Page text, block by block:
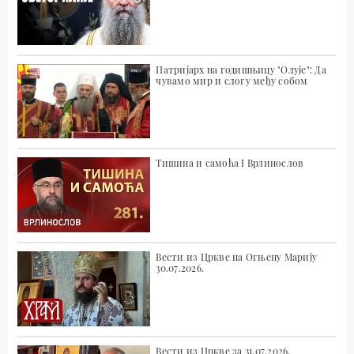
Патријарх на годишњицу "Олује": Да
чувамо мир и слогу међу собом
Тишина и самоћа I Врлинослов
Вести из Цркве на Огњену Марију
30.07.2026.
Вести из Цркве за 31.07.2026.